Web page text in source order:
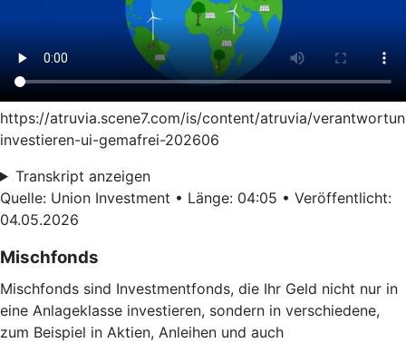
https://atruvia.scene7.com/is/content/atruvia/
investieren-ui-gemafrei-202606
Transkript anzeigen
Quelle: Union Investment • Länge: 04:05 • Veröffentlicht:
04.05.2026
Mischfonds
Mischfonds sind Investmentfonds, die Ihr Geld nicht nur in
eine Anlageklasse investieren, sondern in verschiedene,
zum Beispiel in Aktien, Anleihen und auch